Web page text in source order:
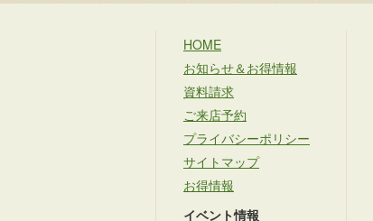
HOME
お知らせ＆お得情報
資料請求
ご来店予約
プライバシーポリシー
サイトマップ
お得情報
イベント情報